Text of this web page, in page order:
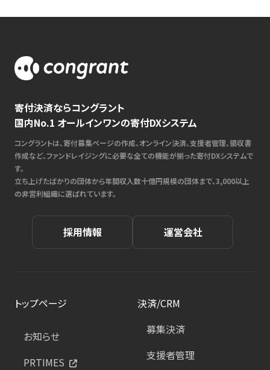
寄付決済ならコングラント
国内No.1 オールインワンの寄付DXシステム
コングラントは、寄付募集ページの作成、オンライン決済、支援者管理、領収書
作成など、ファンドレイジングに必要な全ての機能が揃った寄付DXシステムで
す。
立ち上げたばかりの団体から年間収入数十億円規模の団体まで、3,000以上
の非営利組織に選ばれています。
採用情報 運営会社
トップページ
お知らせ
PRTIMES
決済/CRM
募集決済
支援者管理